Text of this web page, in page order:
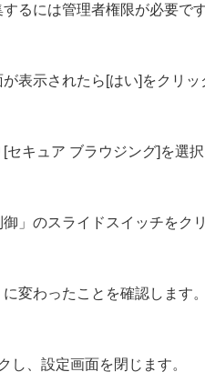
るには管理者権限が必要で
表示されたら[はい]をクリッ
セキュア ブラウジング]を選択
」のスライドスイッチをク
変わったことを確認します。
し、設定画面を閉じます。